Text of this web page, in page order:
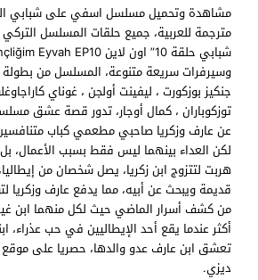
مترجمة للعربية، جميع حلقات المسلسل
وسيرفرات سريعة متنوعة، المسلسل من بطولة
جنكيز بوزكورت ، ليفينت أولجن ، غوناي
توزكوباران ، كمال أوجار، تدور قصة عشق
عن عارف وزكريا صاحبي مطعمي كباب
لكن العداء بينهما ليس فقط بسبب الأعمال،
هربت لتتزوج ابن زكريا، يصل شخصان من
قديمة ويبحث عن أبيه، مما يدفع عارف وزكريا
من كشف أسرار الماضي حيث لكل منهما ابن
أكثر عندما يقع أحد الإيطاليين في حب عذراء،
تعشق ابن عارف عدو والدها، حصريا على موقع
ديزي.